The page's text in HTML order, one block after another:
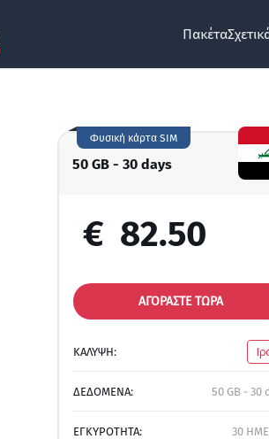
Πακέτα
50 GB - 30 days
Φυσική κάρτα SIM
€ 82.50
ΑΓΟΡΑΣΤΕ ΤΩΡΑ
ΚΑΛΥΨΗ:
ΔΕΔΟΜΕΝΑ: 50 GB - 30
ΕΓΚΥΡΟΤΗΤΑ: 30